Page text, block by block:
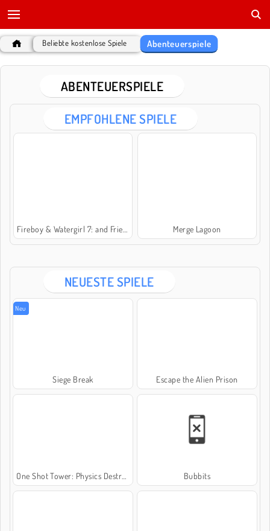
Beliebte kostenlose Spiele Abenteuerspiele
ABENTEUERSPIELE
EMPFOHLENE SPIELE
Fireboy & Watergirl 7: and Friends Merge Lagoon
NEUESTE SPIELE
Neu
Siege Break Escape the Alien Prison
One Shot Tower: Physics Destroyer Bubbits